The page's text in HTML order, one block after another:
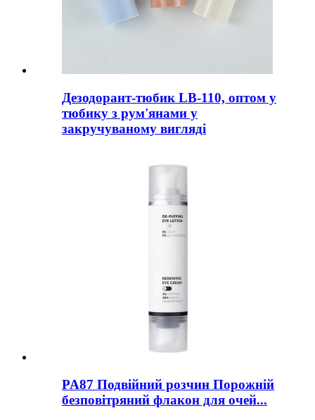
Дезодорант-тюбик LB-110, оптом у
тюбику з рум'янами у
закручуваному вигляді
PA87 Подвійний розчин Порожній
безповітряний флакон для очей...